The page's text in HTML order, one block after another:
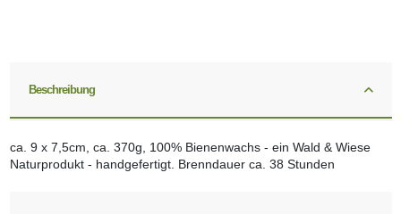
Beschreibung
ca. 9 x 7,5cm, ca. 370g, 100% Bienenwachs - ein Wald & Wiese
Naturprodukt - handgefertigt. Brenndauer ca. 38 Stunden